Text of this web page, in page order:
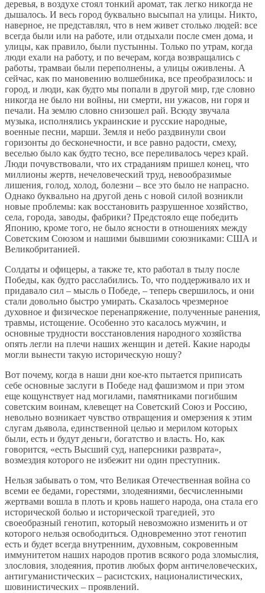
деревья, в воздухе стоял тонкий аромат, так легко никогда не
дышалось. И весь город буквально высыпал на улицы. Никто,
наверное, не представлял, что в нем живет столько людей: все
всегда были или на работе, или отдыхали после смен дома, и
улицы, как правило, были пустынны. Только по утрам, когда
люди ехали на работу, и по вечерам, когда возвращались с
работы, трамваи были переполнены, а улицы оживлены. А
сейчас, как по мановению волшебника, все преобразилось: и
город, и люди, как будто мы попали в другой мир, где словно
никогда не было ни войны, ни смерти, ни ужасов, ни горя и
печали. На землю словно снизошел рай. Всюду звучала
музыка, исполнялись украинские и русские народные,
военные песни, марши. Земля и небо раздвинули свои
горизонты до бесконечности, и все равно радости, смеху,
веселью было как будто тесно, все переливалось через край.
Люди почувствовали, что их страданиям пришел конец, что
миллионы жертв, нечеловеческий труд, невообразимые
лишения, голод, холод, болезни – все это было не напрасно.
Однако буквально на другой день с новой силой возникли
новые проблемы: как восстановить разрушенное хозяйство,
села, города, заводы, фабрики? Предстояло еще победить
Японию, кроме того, не было ясности в отношениях между
Советским Союзом и нашими бывшими союзниками: США и
Великобританией.
Солдаты и офицеры, а также те, кто работал в тылу после
Победы, как будто расслабились. То, что поддерживало их и
придавало сил – мысль о Победе, – теперь свершилось, и они
стали довольно быстро умирать. Сказалось чрезмерное
духовное и физическое перенапряжение, полученные ранения,
травмы, истощение. Особенно это касалось мужчин, и
основные трудности восстановления народного хозяйства
опять легли на плечи наших женщин и детей. Какие народы
могли вынести такую историческую ношу?
Вот почему, когда в наши дни кое-кто пытается приписать
себе основные заслуги в Победе над фашизмом и при этом
еще кощунствует над могилами, памятниками погибшим
советским воинам, клевещет на Советский Союз и Россию,
невольно возникает чувство отвращения и омерзения к этим
слугам дьявола, единственной целью и мерилом которых
были, есть и будут деньги, богатство и власть. Но, как
говорится, «есть Высший суд, наперсники разврата»,
возмездия которого не избежит ни один преступник.
Нельзя забывать о том, что Великая Отечественная война со
всеми ее бедами, горестями, злодеяниями, бесчисленными
жертвами вошла в плоть и кровь нашего народа, она стала его
исторической болью и исторической трагедией, это
своеобразный генотип, который невозможно изменить и от
которого нельзя освободиться. Одновременно этот генотип
есть и будет всегда внутренним, духовным, сокровенным
иммунитетом наших народов против всякого рода зломыслия,
злословия, злодеяния, против любых форм античеловеческих,
антигуманистических – расистских, националистических,
шовинистических – проявлений.